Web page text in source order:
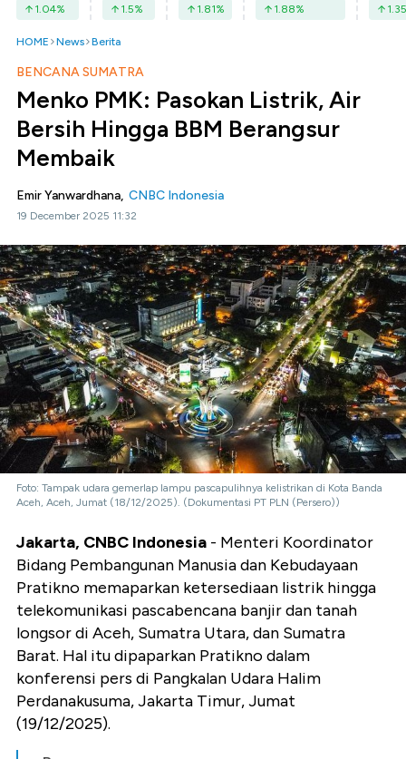
1.04% 1.5% 1.81% 1.88% 1.35
HOME News Berita
BENCANA SUMATRA
Menko PMK: Pasokan Listrik, Air
Bersih Hingga BBM Berangsur
Membaik
Emir Yanwardhana, CNBC Indonesia
19 December 2025 11:32
Foto: Tampak udara gemerlap lampu pascapulihnya kelistrikan di Kota Banda
Aceh, Aceh, Jumat (18/12/2025). (Dokumentasi PT PLN (Persero))
Jakarta, CNBC Indonesia - Menteri Koordinator
Bidang Pembangunan Manusia dan Kebudayaan
Pratikno memaparkan ketersediaan listrik hingga
telekomunikasi pascabencana banjir dan tanah
longsor di Aceh, Sumatra Utara, dan Sumatra
Barat. Hal itu dipaparkan Pratikno dalam
konferensi pers di Pangkalan Udara Halim
Perdanakusuma, Jakarta Timur, Jumat
(19/12/2025).